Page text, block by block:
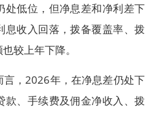
处低位，但净息差和净利差下
息收入回落，拨备覆盖率、拨
较上年下降。
，2026年，在净息差仍处下
款、手续费及佣金净收入、拨